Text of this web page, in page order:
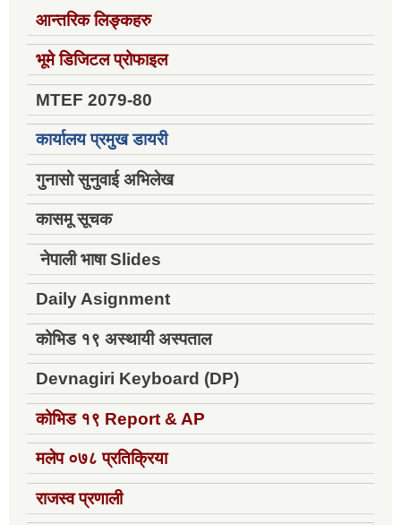
आन्तरिक लिङ्कहरु
भूमे डिजिटल प्रोफाइल
MTEF 2079-80
कार्यालय प्रमुख डायरी
गुनासो सुनुवाई अभिलेख
कासमू सूचक
नेपाली भाषा Slides
Daily Asignment
कोभिड १९ अस्थायी अस्पताल
Devnagiri Keyboard (DP)
कोभिड १९ Report & AP
मलेप ०७८ प्रतिक्रिया
राजस्व प्रणाली